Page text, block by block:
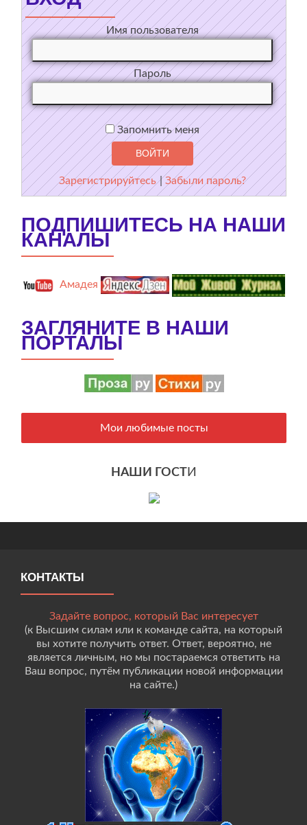
Имя пользователя
Пароль
Запомнить меня
Зарегистрируйтесь |Забыли пароль?
ПОДПИШИТЕСЬ НА НАШИ
КАНАЛЫ
Амадея
ЗАГЛЯНИТЕ В НАШИ
ПОРТАЛЫ
Мои любимые посты
НАШИ ГОСТИ
КОНТАКТЫ
Задайте вопрос, который Вас интересует
(к Высшим силам или к команде сайта, на который
вы хотите получить ответ. Ответ, вероятно, не
является личным, но мы постараемся ответить на
Ваш вопрос, путём публикации новой информации
на сайте.)